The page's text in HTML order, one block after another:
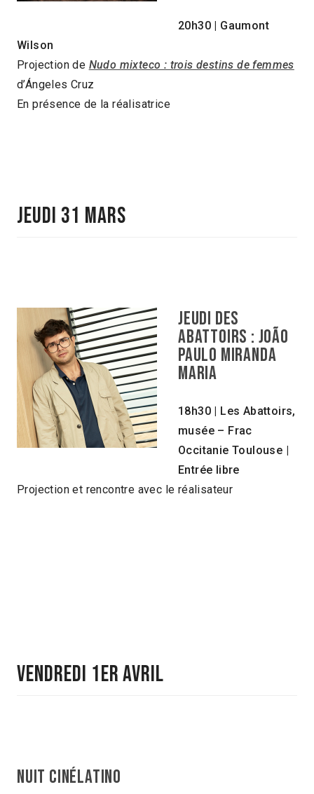
20h30 | Gaumont
Wilson
Projection de Nudo mixteco : trois destins de femmes
d’Ángeles Cruz
En présence de la réalisatrice
JEUDI 31 MARS
JEUDI DES
ABATTOIRS : João
Paulo Miranda
Maria
18h30 | Les Abattoirs,
musée – Frac
Occitanie Toulouse |
Entrée libre
Projection et rencontre avec le réalisateur
VENDREDI 1ER AVRIL
Nuit Cinélatino